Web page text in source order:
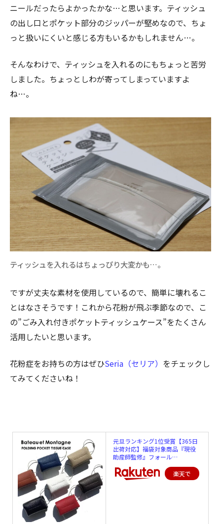
ニールだったらよかったかな…と思います。ティッシュ
の出し口とポケット部分のジッパーが堅めなので、ちょ
っと扱いにくいと感じる方もいるかもしれません…。
そんなわけで、ティッシュを入れるのにもちょっと苦労
しました。ちょっとしわが寄ってしまっていますよ
ね…。
ティッシュを入れるはちょっぴり大変かも…。
ですが丈夫な素材を使用しているので、簡単に壊れるこ
とはなさそうです！これから花粉が飛ぶ季節なので、こ
の”ごみ入れ付きポケットティッシュケース”をたくさん
活用したいと思います。
花粉症をお持ちの方はぜひSeria（セリア） をチェックし
てみてくださいね！
元旦ランキング1位受賞【365日
出荷対応】福袋対象商品『現役
助産師監修』フォール…
楽天で